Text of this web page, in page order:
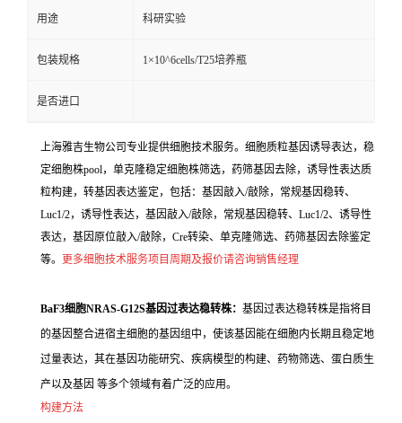
用途 科研实验
包装规格 1×10^6cells/T25培养瓶
是否进口
上海雅吉生物公司专业提供细胞技术服务。细胞质粒基因诱导表达，稳
定细胞株pool，单克隆稳定细胞株筛选，药筛基因去除，诱导性表达质
粒构建，转基因表达鉴定，包括：基因敲入/敲除，常规基因稳转、
Luc1/2，诱导性表达，基因敲入/敲除，常规基因稳转、Luc1/2、诱导性
表达，基因原位敲入/敲除，Cre转染、单克隆筛选、药筛基因去除鉴定
等。 更多细胞技术服务项目周期及报价请咨询销售经理
BaF3细胞NRAS-G12S基因过表达稳转株： 基因过表达稳转株是指将目
的基因整合进宿主细胞的基因组中，使该基因能在细胞内长期且稳定地
过量表达，其在基因功能研究、疾病模型的构建、药物筛选、蛋白质生
产以及基因 等多个领域有着广泛的应用。
构建方法